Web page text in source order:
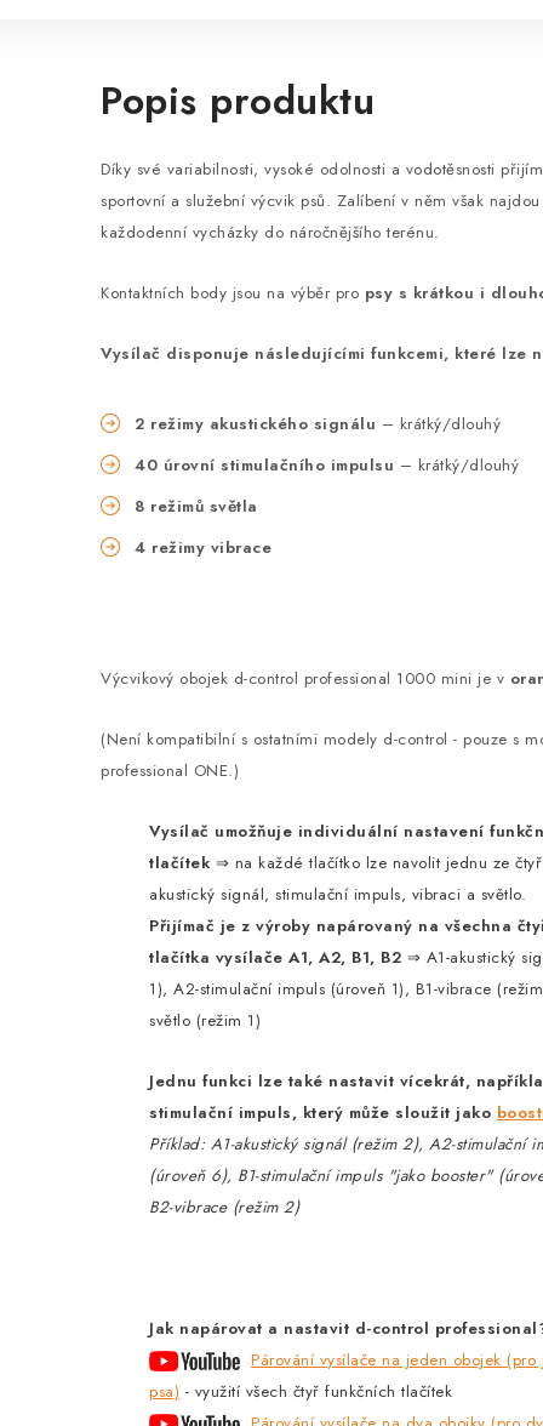
Popis produktu
Díky své variabilnosti, vysoké odolnosti a vodotěsnosti
sportovní a služební výcvik psů. Zalíbení v něm však
každodenní vycházky do náročnějšího terénu.
Kontaktních body jsou na výběr pro psy s krátkou i
Vysílač disponuje následujícími funkcemi, které lze
2 režimy akustického signálu – krátký/dlouhý
40 úrovní stimulačního impulsu – krátký/dlouhý
8 režimů světla
4 režimy vibrace
Výcvikový obojek d-control professional 1000 mini je v
(Není kompatibilní s ostatními modely d-control - pouze s
professional ONE.)
Vysílač umožňuje individuální nastavení
tlačítek ⇒ na každé tlačítko lze navolit jednu ze
akustický signál, stimulační impuls, vibraci a světlo.
Přijímač je z výroby napárovaný na všechna
tlačítka vysílače A1, A2, B1, B2 ⇒ A1-akustický
1), A2-stimulační impuls (úroveň 1), B1-vibrace
světlo (režim 1)
Jednu funkci lze také nastavit vícekrát,
stimulační impuls, který může sloužit jako
Příklad: A1-akustický signál (režim 2), A2-stimulační
(úroveň 6), B1-stimulační impuls "jako booster"
B2-vibrace (režim 2)
Jak napárovat a nastavit d-control
Párování vysílače na jeden obojek (pro
psa) - využití všech čtyř funkčních tlačítek